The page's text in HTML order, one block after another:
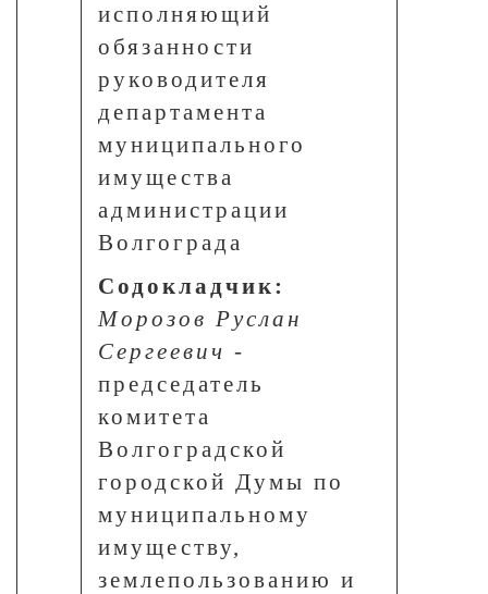
исполняющий
обязанности
руководителя
департамента
муниципального
имущества
администрации
Волгограда
Содокладчик:
Морозов Руслан
Сергеевич -
председатель
комитета
Волгоградской
городской Думы по
муниципальному
имуществу,
землепользованию и